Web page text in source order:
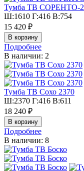
Тумба ТВ СОРЕНТО-2
Ш:1610 Г:416 В:754
15 420 ₽
Подробнее
В наличии: 2
Тумба ТВ Сохо 2370
Ш:2370 Г:416 В:611
18 240 ₽
Подробнее
В наличии: 8